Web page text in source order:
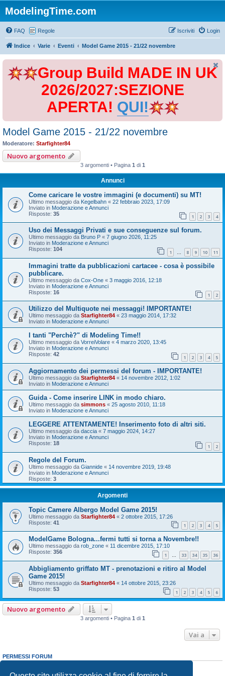
ModelingTime.com
FAQ Regole Login
Iscriviti
Indice Varie Eventi Model Game 2015 - 21/22 novembre
Group Build MADE IN UK
2026/2027:SEZIONE
APERTA! QUI!
Model Game 2015 - 21/22 novembre
Moderatore: Starfighter84
Nuovo argomento
3 argomenti • Pagina 1 di 1
Annunci
Come caricare le vostre immagini (e documenti) su MT!
Ultimo messaggio da Kegelbahn « 22 febbraio 2023, 17:09
Inviato in Moderazione e Annunci
Risposte: 35 1 2 3 4
Uso dei Messaggi Privati e sue conseguenze sul forum.
Ultimo messaggio da Bruno P « 7 giugno 2026, 11:25
Inviato in Moderazione e Annunci
Risposte: 104 1 … 8 9 10 11
Immagini tratte da pubblicazioni cartacee - cosa è possibile
pubblicare.
Ultimo messaggio da Cox-One « 3 maggio 2016, 12:18
Inviato in Moderazione e Annunci
Risposte: 16 1 2
Utilizzo del Multiquote nei messaggi! IMPORTANTE!
Ultimo messaggio da Starfighter84 « 23 maggio 2014, 17:32
Inviato in Moderazione e Annunci
I tanti "Perchè?" di Modeling Time!!
Ultimo messaggio da VorreiVolare « 4 marzo 2020, 13:45
Inviato in Moderazione e Annunci
Risposte: 42 1 2 3 4 5
Aggiornamento dei permessi del forum - IMPORTANTE!
Ultimo messaggio da Starfighter84 « 14 novembre 2012, 1:02
Inviato in Moderazione e Annunci
Guida - Come inserire LINK in modo chiaro.
Ultimo messaggio da simmons « 25 agosto 2010, 11:18
Inviato in Moderazione e Annunci
LEGGERE ATTENTAMENTE! Inserimento foto di altri siti.
Ultimo messaggio da daccia « 7 maggio 2024, 14:27
Inviato in Moderazione e Annunci
Risposte: 18 1 2
Regole del Forum.
Ultimo messaggio da Giannide « 14 novembre 2019, 19:48
Inviato in Moderazione e Annunci
Risposte: 3
Argomenti
Topic Camere Albergo Model Game 2015!
Ultimo messaggio da Starfighter84 « 2 ottobre 2015, 17:26
Risposte: 41 1 2 3 4 5
ModelGame Bologna...fermi tutti si torna a Novembre!!
Ultimo messaggio da rob_zone « 11 dicembre 2015, 17:10
Risposte: 356 1 … 33 34 35 36
Abbigliamento griffato MT - prenotazioni e ritiro al Model
Game 2015!
Ultimo messaggio da Starfighter84 « 14 ottobre 2015, 23:26
Risposte: 53 1 2 3 4 5 6
Nuovo argomento
3 argomenti • Pagina 1 di 1
Vai a
PERMESSI FORUM
Non puoirispondere negli argomenti